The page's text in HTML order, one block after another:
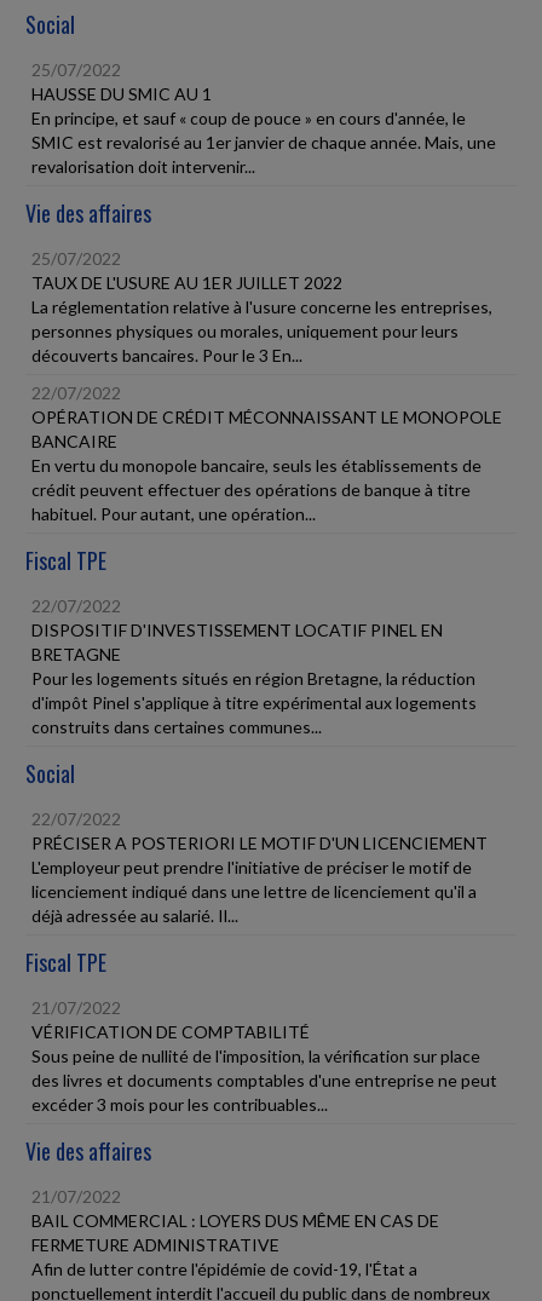
Social
25/07/2022
HAUSSE DU SMIC AU 1
En principe, et sauf « coup de pouce » en cours d'année, le
SMIC est revalorisé au 1er janvier de chaque année. Mais, une
revalorisation doit intervenir...
Vie des affaires
25/07/2022
TAUX DE L'USURE AU 1ER JUILLET 2022
La réglementation relative à l'usure concerne les entreprises,
personnes physiques ou morales, uniquement pour leurs
découverts bancaires. Pour le 3 En...
22/07/2022
OPÉRATION DE CRÉDIT MÉCONNAISSANT LE MONOPOLE
BANCAIRE
En vertu du monopole bancaire, seuls les établissements de
crédit peuvent effectuer des opérations de banque à titre
habituel. Pour autant, une opération...
Fiscal TPE
22/07/2022
DISPOSITIF D'INVESTISSEMENT LOCATIF PINEL EN
BRETAGNE
Pour les logements situés en région Bretagne, la réduction
d'impôt Pinel s'applique à titre expérimental aux logements
construits dans certaines communes...
Social
22/07/2022
PRÉCISER A POSTERIORI LE MOTIF D'UN LICENCIEMENT
L'employeur peut prendre l'initiative de préciser le motif de
licenciement indiqué dans une lettre de licenciement qu'il a
déjà adressée au salarié. Il...
Fiscal TPE
21/07/2022
VÉRIFICATION DE COMPTABILITÉ
Sous peine de nullité de l'imposition, la vérification sur place
des livres et documents comptables d'une entreprise ne peut
excéder 3 mois pour les contribuables...
Vie des affaires
21/07/2022
BAIL COMMERCIAL : LOYERS DUS MÊME EN CAS DE
FERMETURE ADMINISTRATIVE
Afin de lutter contre l'épidémie de covid-19, l'État a
ponctuellement interdit l'accueil du public dans de nombreux